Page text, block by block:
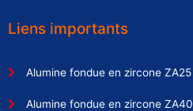
Liens importants
Alumine fondue en zircone ZA25
Alumine fondue en zircone ZA40